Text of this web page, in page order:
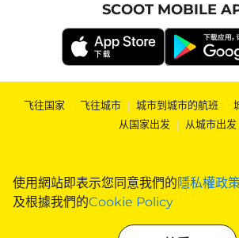
使用網站即表示您同意我們的隱私權政策
及根據我們的Cookie Policy
SCOOT MOBILE
飞往国家 | 飞往城市 | 城市到城市的航班 |
从国家出发 | 从城市出发